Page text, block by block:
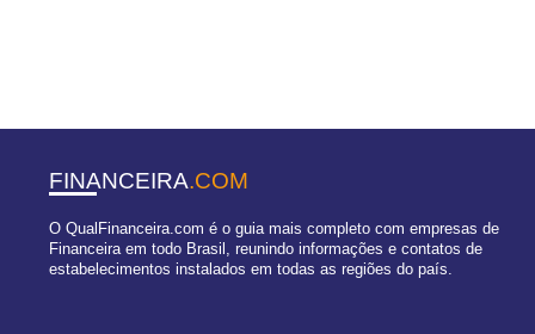
FINANCEIRA.COM
O QualFinanceira.com é o guia mais completo com empresas de
Financeira em todo Brasil, reunindo informações e contatos de
estabelecimentos instalados em todas as regiões do país.